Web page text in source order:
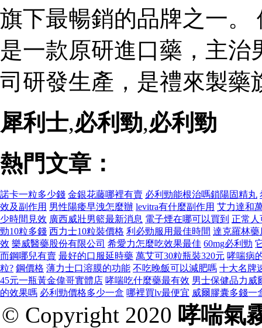
旗下最暢銷的品牌之一。
是一款原研進口藥，主
司研發生產，是禮來製藥
犀利士,必利勁,必利勁
熱門文章：
諾卡一粒多少錢 金銀花藤哪裡有賣 必利勁能根治嗎鎖陽固精丸
效及副作用 男性陽痿早洩怎麼辦 levitra有什麼副作用 艾力達和
少時間見效 廣西威壯男籃最新消息 電子煙在哪可以買到 正常
勁10粒多錢 西力士10粒裝價格 利必勁服用最佳時間 達克羅林
效 樂威醫藥股份有限公司 希愛力怎麼吃效果最佳 60mg必利勁
而鋼哪兒有賣 最好的口服延時藥 萬艾可30粒瓶裝320元 哮喘病
粒? 鋼價格 薄力士口溶膜的功能 不吃晚飯可以減肥嗎 十大名牌
45元一瓶黃金偉哥實體店 哮喘吃什麼藥最有效 男士保健品力威
的效果嗎 必利勁價格多少一盒 哪裡買lv最便宜 威爾膠囊多錢一
© Copyright 2020 哮喘氣